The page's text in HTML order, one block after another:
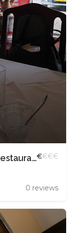
Yang's Garden Chinees Indisch Restaurant€€€€
0 reviews